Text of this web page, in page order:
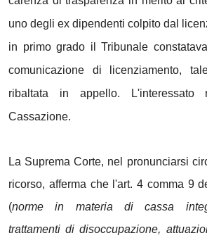
uno degli ex dipendenti colpito dal
in primo grado il Tribunale
comunicazione di licenziamento,
ribaltata in appello. L'interessato
Cassazione.
La Suprema Corte, nel pronunciarsi
ricorso, afferma che l'art. 4 comma 9
(norme in materia di cassa
trattamenti di disoccupazione,